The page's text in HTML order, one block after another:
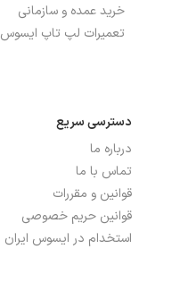
خرید عمده و سازمانی
تعمیرات لپ تاپ ایسوس
دسترسی سریع
درباره ما
تماس با ما
قوانین و مقررات
قوانین حریم خصوصی
استخدام در ایسوس ایران